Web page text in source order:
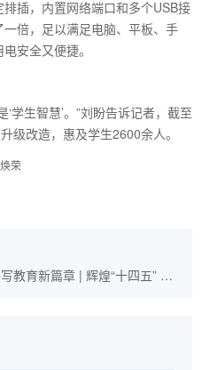
插，内置网络端口和多个USB接
倍，足以满足电脑、平板、手
安全又便捷。
学生智慧’。”刘盼告诉记者，截至
级改造，惠及学生2600余人。
荣
教育新篇章 | 辉煌“十四五” 启